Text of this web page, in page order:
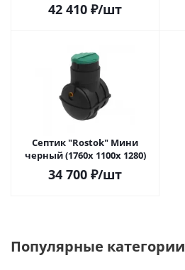
42 410 ₽/шт
Септик "Rostok" Мини
черный (1760х 1100х 1280)
34 700 ₽/шт
Популярные категории